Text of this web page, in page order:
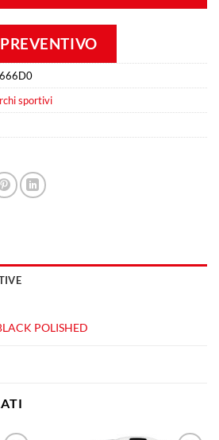
sportivi
POLISHED